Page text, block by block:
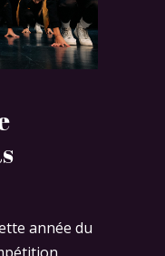
année du